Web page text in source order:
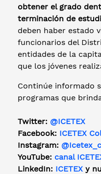
obtener el grado
terminación de
deben haber estado
funcionarios del
entidades de la
que los jóvenes
Continúe informado
programas que
Twitter: @ICETEX
Facebook: ICETEX
Instagram:
YouTube: canal
LinkedIn: ICETEX y